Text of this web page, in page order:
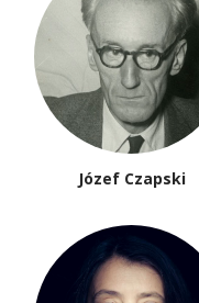
Józef Czapski